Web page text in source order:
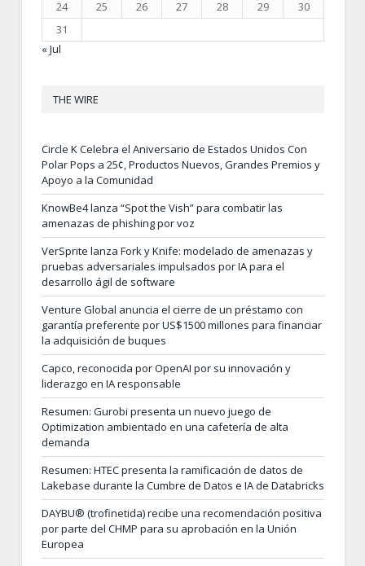
24
25 26 27 28 29
30
31
« Jul
THE WIRE
Circle K Celebra el Aniversario de Estados Unidos Con
Polar Pops a 25¢, Productos Nuevos, Grandes Premios y
Apoyo a la Comunidad
KnowBe4 lanza “Spot the Vish” para combatir las
amenazas de phishing por voz
VerSprite lanza Fork y Knife: modelado de amenazas y
pruebas adversariales impulsados por IA para el
desarrollo ágil de software
Venture Global anuncia el cierre de un préstamo con
garantía preferente por US$1500 millones para financiar
la adquisición de buques
Capco, reconocida por OpenAI por su innovación y
liderazgo en IA responsable
Resumen: Gurobi presenta un nuevo juego de
Optimization ambientado en una cafetería de alta
demanda
Resumen: HTEC presenta la ramificación de datos de
Lakebase durante la Cumbre de Datos e IA de Databricks
DAYBU® (trofinetida) recibe una recomendación positiva
por parte del CHMP para su aprobación en la Unión
Europea